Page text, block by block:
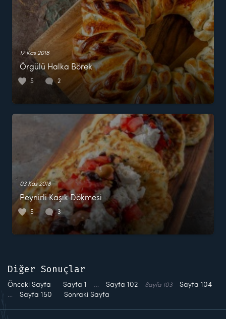
17 Kas 2018
Örgülü Halka Börek
5 2
03 Kas 2018
Peynirli Kaşık Dökmesi
5 3
Diğer Sonuçlar
Önceki Sayfa Sayfa 1 … Sayfa 102 Sayfa 103 Sayfa 104
…
Sayfa 150 Sonraki Sayfa